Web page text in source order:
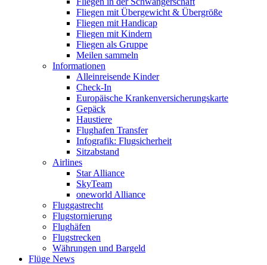
Fliegen mit Übergewicht & Übergröße
Fliegen mit Handicap
Fliegen mit Kindern
Fliegen als Gruppe
Meilen sammeln
Informationen
Alleinreisende Kinder
Check-In
Europäische Krankenversicherungskarte
Gepäck
Haustiere
Flughafen Transfer
Infografik: Flugsicherheit
Sitzabstand
Airlines
Star Alliance
SkyTeam
oneworld Alliance
Fluggastrecht
Flugstornierung
Flughäfen
Flugstrecken
Währungen und Bargeld
Flüge News